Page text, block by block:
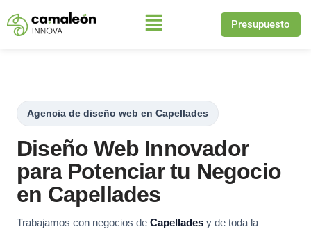
Saltar
Presupuesto
Agencia de diseño web en Capellades
Diseño Web Innovador
para Potenciar tu Negocio
en Capellades
Trabajamos con negocios de Capellades y de toda la